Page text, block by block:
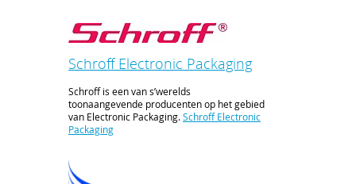
Schroff Electronic Packaging
Schroff is een van s’werelds
toonaangevende producenten op het gebied
van Electronic Packaging.Schroff Electronic
Packaging